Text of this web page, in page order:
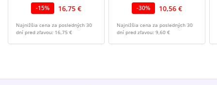
-15% 16,75 €
Najnižšia cena za posledných 30
dní pred zľavou: 16,75 €
-30% 10,56 €
Najnižšia cena za posledných 30
dní pred zľavou: 9,60 €